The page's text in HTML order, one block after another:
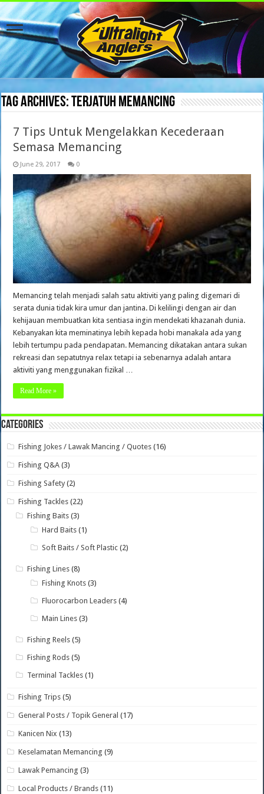
Tag Archives:terjatuh memancing
7 Tips Untuk Mengelakkan Kecederaan
Semasa Memancing
June 29, 2017 0
Memancing telah menjadi salah satu aktiviti yang paling digemari di
serata dunia tidak kira umur dan jantina. Di kelilingi dengan air dan
kehijauan membuatkan kita sentiasa ingin mendekati khazanah dunia.
Kebanyakan kita meminatinya lebih kepada hobi manakala ada yang
lebih tertumpu pada pendapatan. Memancing dikatakan antara sukan
rekreasi dan sepatutnya relax tetapi ia sebenarnya adalah antara
aktiviti yang menggunakan fizikal …
Read More »
Categories
Fishing Jokes / Lawak Mancing / Quotes (16)
Fishing Q&A (3)
Fishing Safety (2)
Fishing Tackles (22)
Fishing Baits (3)
Hard Baits (1)
Soft Baits / Soft Plastic (2)
Fishing Lines (8)
Fishing Knots (3)
Fluorocarbon Leaders (4)
Main Lines (3)
Fishing Reels (5)
Fishing Rods (5)
Terminal Tackles (1)
Fishing Trips (5)
General Posts / Topik General (17)
Kanicen Nix (13)
Keselamatan Memancing (9)
Lawak Pemancing (3)
Local Products / Brands (11)